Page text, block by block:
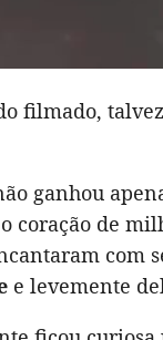
filmado,
ganhou
coração de
com
e levemente